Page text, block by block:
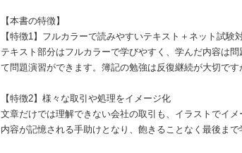
【本書の特徴】
【特徴1】フルカラーで読みやすいテキスト＋ネット試験
テキスト部分はフルカラーで学びやすく、学んだ内容は
て問題演習ができます。簿記の勉強は反復継続が大切で
【特徴2】様々な取引や処理をイメージ化
文章だけでは理解できない会社の取引も、イラストでイ
内容が記憶される手助けとなり、飽きることなく最後まで